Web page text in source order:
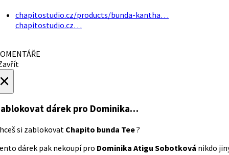
chapitostudio.cz/products/bunda-kantha…
chapitostudio.cz…
dárek pro Dominika…
si zablokovat Chapito bunda Tee?
dárek pak nekoupí pro Dominika Atigu Sobotková nikdo